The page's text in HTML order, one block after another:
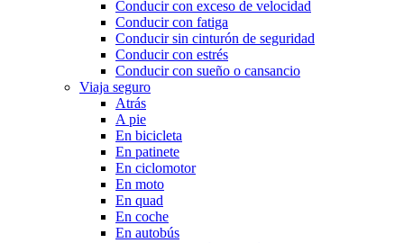
Conducir con exceso de velocidad
Conducir con fatiga
Conducir sin cinturón de seguridad
Conducir con estrés
Conducir con sueño o cansancio
Viaja seguro
Atrás
A pie
En bicicleta
En patinete
En ciclomotor
En moto
En quad
En coche
En autobús